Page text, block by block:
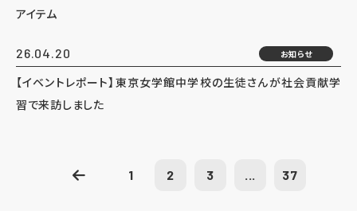
アイテム
26.04.20 お知らせ
【イベントレポート】東京女学館中学校の生徒さんが社会貢献学
習で来訪しました
1 2 3 ... 37